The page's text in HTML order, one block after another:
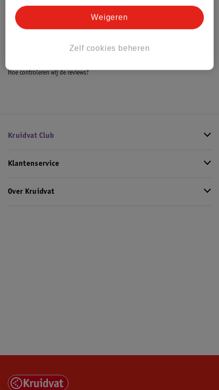
Bekijk ook
Laura Biagiotti Alle Damesparfum
Hoe controleren wij de reviews?
Kruidvat Club
Klantenservice
Over Kruidvat
Zelf cookies beheren
Weigeren